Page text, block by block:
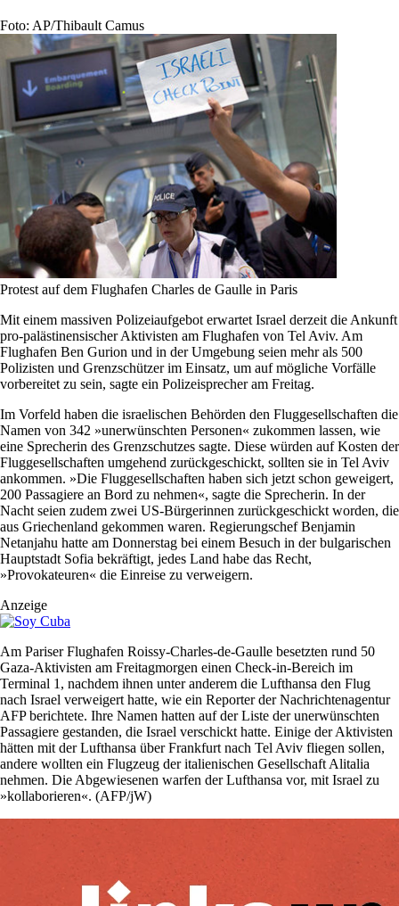
Foto: AP/Thibault Camus
Protest auf dem Flughafen Charles de Gaulle in Paris
Mit einem massiven Polizeiaufgebot erwartet Israel derzeit die Ankunft
pro-palästinensischer Aktivisten am Flughafen von Tel Aviv. Am
Flughafen Ben Gurion und in der Umgebung seien mehr als 500
Polizisten und Grenzschützer im Einsatz, um auf mögliche Vorfälle
vorbereitet zu sein, sagte ein Polizeisprecher am Freitag.
Im Vorfeld haben die israelischen Behörden den Fluggesellschaften die
Namen von 342 »unerwünschten Personen« zukommen lassen, wie
eine Sprecherin des Grenzschutzes sagte. Diese würden auf Kosten der
Fluggesellschaften umgehend zurückgeschickt, sollten sie in Tel Aviv
ankommen. »Die Fluggesellschaften haben sich jetzt schon geweigert,
200 Passagiere an Bord zu nehmen«, sagte die Sprecherin. In der
Nacht seien zudem zwei US-Bürgerinnen zurückgeschickt worden, die
aus Griechenland gekommen waren. Regierungschef Benjamin
Netanjahu hatte am Donnerstag bei einem Besuch in der bulgarischen
Hauptstadt Sofia bekräftigt, jedes Land habe das Recht,
»Provokateuren« die Einreise zu verweigern.
Anzeige
Am Pariser Flughafen Roissy-Charles-de-Gaulle besetzten rund 50
Gaza-Aktivisten am Freitagmorgen einen Check-in-Bereich im
Terminal 1, nachdem ihnen unter anderem die Lufthansa den Flug
nach Israel verweigert hatte, wie ein Reporter der Nachrichtenagentur
AFP berichtete. Ihre Namen hatten auf der Liste der unerwünschten
Passagiere gestanden, die Israel verschickt hatte. Einige der Aktivisten
hätten mit der Lufthansa über Frankfurt nach Tel Aviv fliegen sollen,
andere wollten ein Flugzeug der italienischen Gesellschaft Alitalia
nehmen. Die Abgewiesenen warfen der Lufthansa vor, mit Israel zu
»kollaborieren«. (AFP/jW)